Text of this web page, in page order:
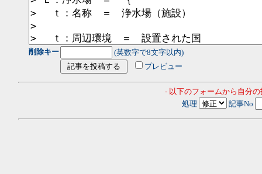
削除キー
(英数字で8文字以内)
プレビュー
- 以下のフォームから自分
処理
記事No